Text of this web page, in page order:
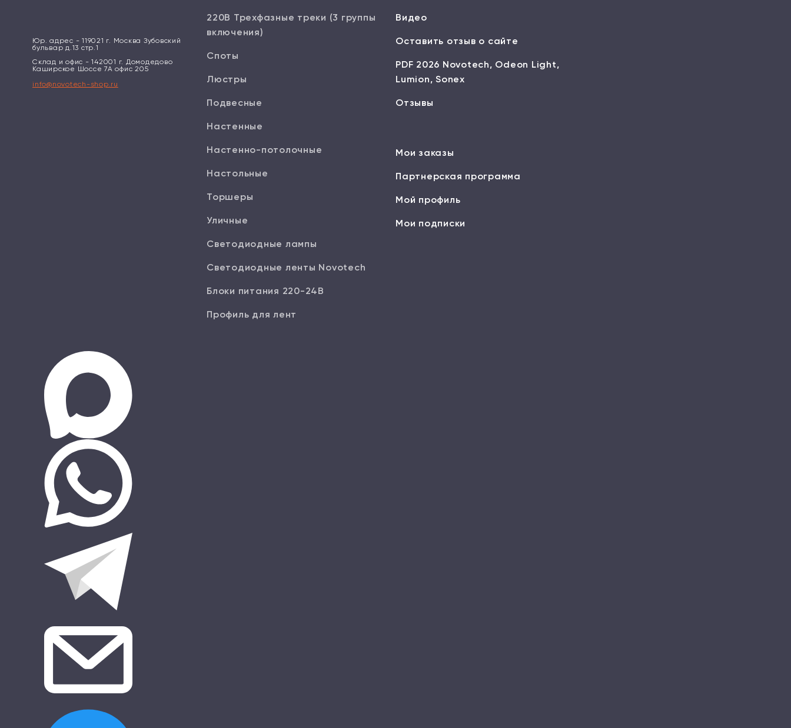
Юр. адрес - 119021 г. Москва Зубовский
бульвар д.13 стр.1
Склад и офис - 142001 г. Домодедово
Каширское Шоссе 7А офис 205
info@novotech-shop.ru
220В Трехфазные треки (3 группы
включения)
Споты
Люстры
Подвесные
Настенные
Настенно-потолочные
Настольные
Торшеры
Уличные
Светодиодные лампы
Светодиодные ленты Novotech
Блоки питания 220-24В
Профиль для лент
Видео
Оставить отзыв о сайте
PDF 2026 Novotech, Odeon Light,
Lumion, Sonex
Отзывы
Мои заказы
Партнерская программа
Мой профиль
Мои подписки